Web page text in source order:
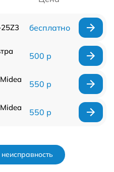
бесплатно
500 р
550 р
550 р